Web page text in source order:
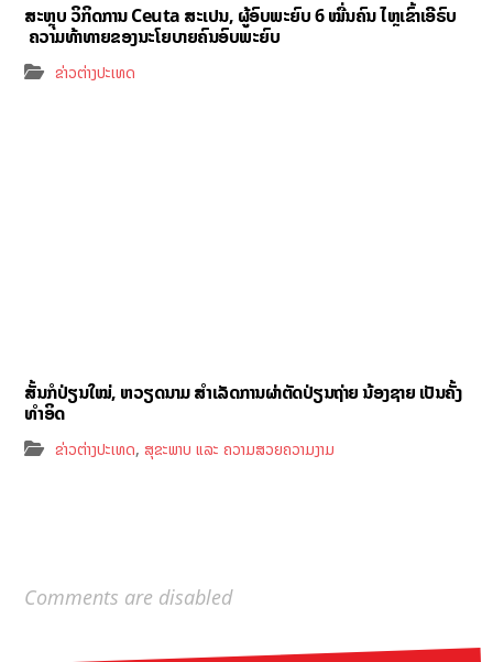
ສະຫຼຸບ ວິກິດການ Ceuta ສະເປນ, ຜູ້ອົບພະຍົບ 6 ໝື່ນຄົນ ໄຫຼເຂົ້າເອີຣົບ
ຄວາມທ້າທາຍຂອງນະໂຍບາຍຄົນອົບພະຍົບ
ຂ່າວຕ່າງປະເທດ
ສັ້ນກໍປ່ຽນໃໝ່, ຫວຽດນາມ ສຳເລັດການຜ່າຕັດປ່ຽນຖ່າຍ ນ້ອງຊາຍ ເປັນຄັ້ງ
ທຳອິດ
ຂ່າວຕ່າງປະເທດ,ສຸຂະພາບ ແລະ ຄວາມສວຍຄວາມງາມ
Comments are disabled